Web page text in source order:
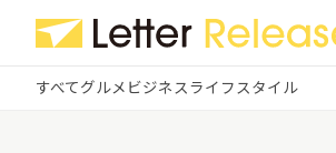
すべてグルメ ビジネス ライフスタイル